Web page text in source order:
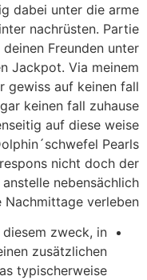
dabei unter die arme
nachrüsten. Partie
Freunden unter
Jackpot. Via meinem
gewiss auf keinen fall
keinen fall zuhause
auf diese weise
Pearls
nicht doch der
nebensächlich
Nachmittage verleben.
zweck, in
zusätzlichen
typischerweise